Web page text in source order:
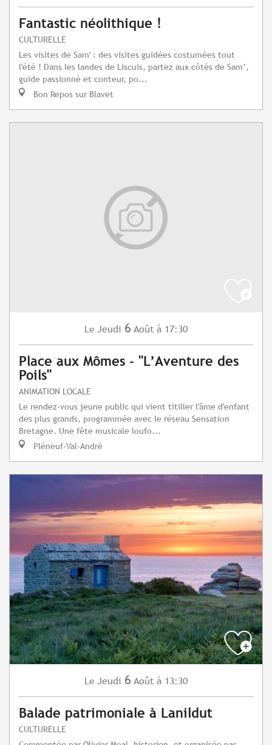
Fantastic néolithique !
CULTURELLE
Les visites de Sam' : des visites guidées costumées tout
l'été ! Dans les landes de Liscuis, partez aux côtés de Sam’,
guide passionné et conteur, po...
Bon Repos sur Blavet
Le Jeudi 6 Août à 17:30
Place aux Mômes - "L’Aventure des
Poils"
ANIMATION LOCALE
Le rendez-vous jeune public qui vient titiller l'âme d'enfant
des plus grands, programmée avec le réseau Sensation
Bretagne. Une fête musicale loufo...
Pléneuf-Val-André
Le Jeudi 6 Août à 13:30
Balade patrimoniale à Lanildut
CULTURELLE